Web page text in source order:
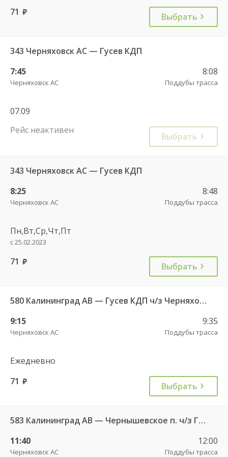
71 руб. Выбрать
343 Черняховск АС — Гусев КДП
7:45
Черняховск АС
8:08
Поддубы трасса
07.09
Рейс неактивен
Выбрать
343 Черняховск АС — Гусев КДП
8:25
Черняховск АС
8:48
Поддубы трасса
Пн,Вт,Ср,Чт,Пт
с 25.02.2023
71 руб. Выбрать
580 Калининград АВ — Гусев КДП ч/з Черняховск АС
9:15
Черняховск АС
9:35
Поддубы трасса
Ежедневно
71 руб. Выбрать
583 Калининград АВ — Чернышевское п. ч/з Гвардейск КДП, Черняховск АС
11:40
Черняховск АС
12:00
Поддубы трасса